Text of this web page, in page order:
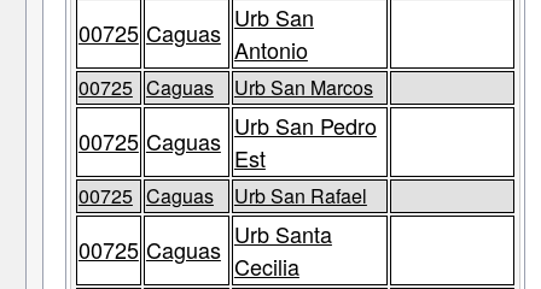
00725 Caguas Urb San
Antonio
00725 Caguas Urb San Marcos
00725 Caguas Urb San Pedro
Est
00725 Caguas Urb San Rafael
00725 Caguas Urb Santa
Cecilia